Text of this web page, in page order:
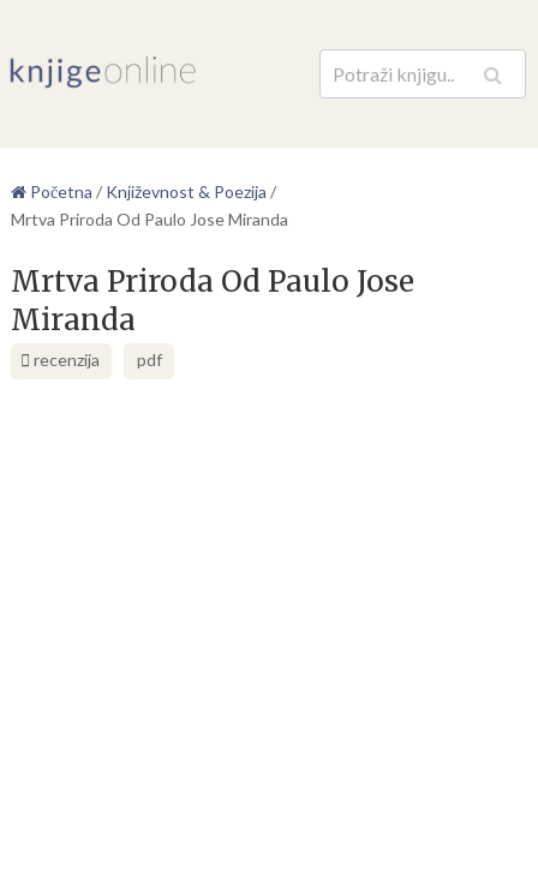
Pretraga
Početna / Književnost & Poezija /
Mrtva Priroda Od Paulo Jose Miranda
Mrtva Priroda Od Paulo Jose
Miranda
recenzija pdf